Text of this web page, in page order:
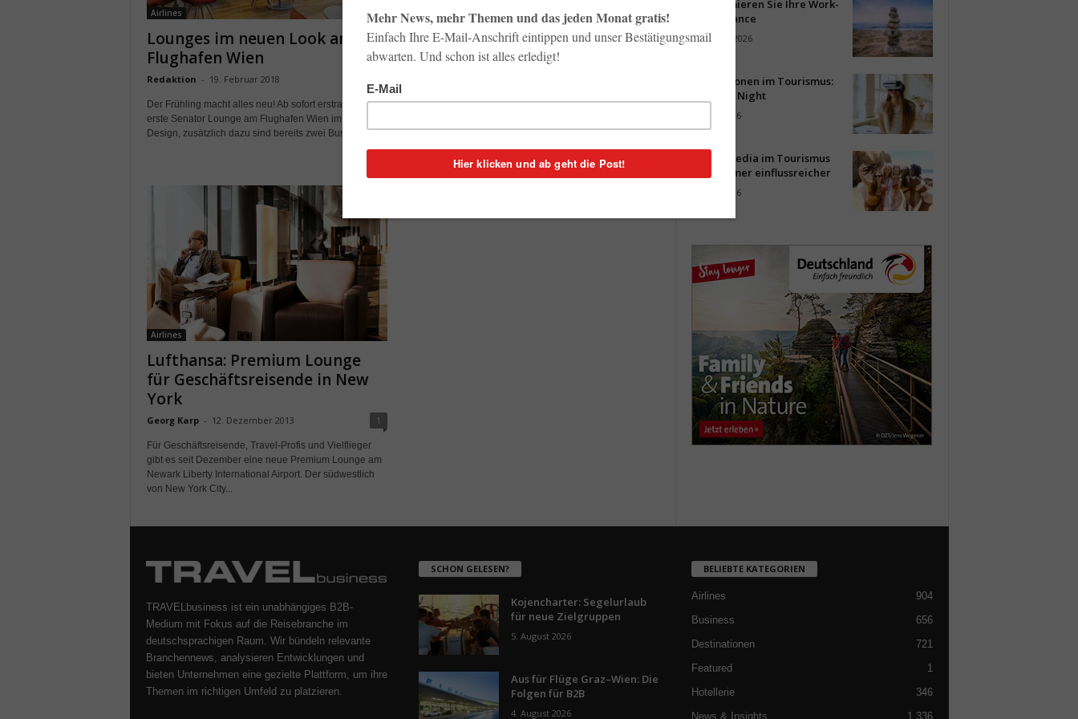
Airlines
Lounges im neuen Look am
Flughafen Wien
Redaktion - 19. Februar 2018
Der Frühling macht alles neu! Ab sofort erstrahlt die
erste Senator Lounge am Flughafen Wien im neuen
Design, zusätzlich dazu sind bereits zwei Business...
Airlines
Flughafen München: Fünf neue
Lufthansa-Lounges
Panoramafenster und eine Bar mit Blick auf das
zu ihrem Weiterflug in besonders angenehmer
Atmosphäre überbrücken....
Airlines
Lufthansa: Premium Lounge
für Geschäftsreisende in New
York
Georg Karp - 12. Dezember 2013 1
Für Geschäftsreisende, Travel-Profis und Vielflieger
gibt es seit Dezember eine neue Premium Lounge am
Newark Liberty International Airport. Der südwestlich
von New York City...
So optimieren Sie Ihre Work-
Life-Balance
3. August 2026
Innovationen im Tourismus:
Start-up Night
31. Juli 2026
Social Media im Tourismus
wird immer einflussreicher
30. Juli 2026
TRAVELbusiness ist ein unabhängiges B2B-
Medium mit Fokus auf die Reisebranche im
deutschsprachigen Raum. Wir bündeln relevante
Branchennews, analysieren Entwicklungen und
bieten Unternehmen eine gezielte Plattform, um ihre
Themen im richtigen Umfeld zu platzieren.
SCHON GELESEN?
Kojencharter: Segelurlaub
für neue Zielgruppen
5. August 2026
Aus für Flüge Graz–Wien: Die
Folgen für B2B
4. August 2026
BELIEBTE KATEGORIEN
Airlines
904
Business
656
Destinationen
721
Featured
1
Hotellerie
346
News & Insights
1.336